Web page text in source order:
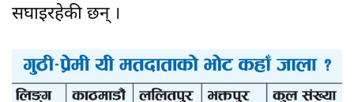
सघाइरहेकी छन् ।